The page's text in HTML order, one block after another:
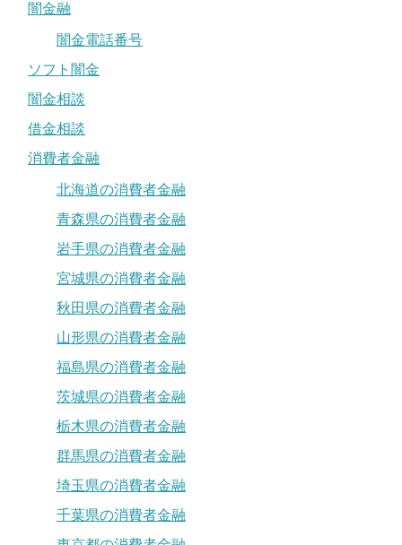
闇金融
闇金電話番号
ソフト闇金
闇金相談
借金相談
消費者金融
北海道の消費者金融
青森県の消費者金融
岩手県の消費者金融
宮城県の消費者金融
秋田県の消費者金融
山形県の消費者金融
福島県の消費者金融
茨城県の消費者金融
栃木県の消費者金融
群馬県の消費者金融
埼玉県の消費者金融
千葉県の消費者金融